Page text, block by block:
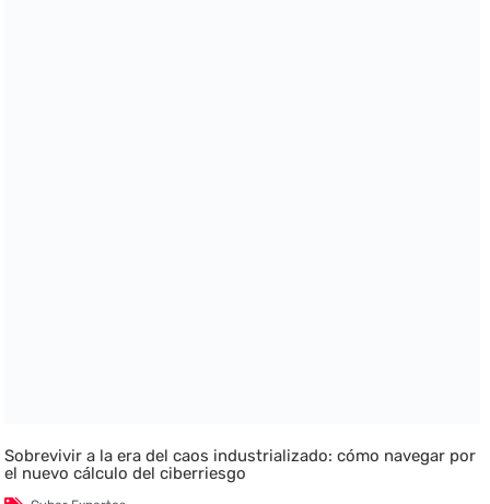
Sobrevivir a la era del caos industrializado: cómo navegar por
el nuevo cálculo del ciberriesgo